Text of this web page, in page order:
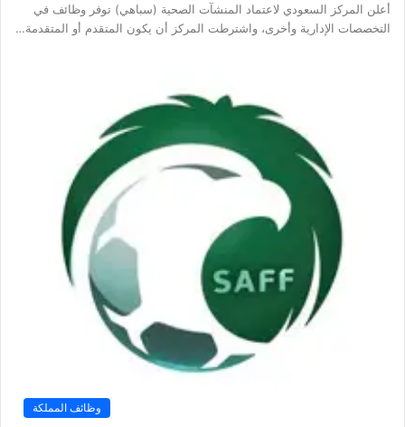
أعلن المركز السعودي لاعتماد المنشآت الصحية (سباهي) توفر وظائف في
التخصصات الإدارية وأخرى، واشترطت المركز أن يكون المتقدم أو المتقدمة…
وظائف المملكة